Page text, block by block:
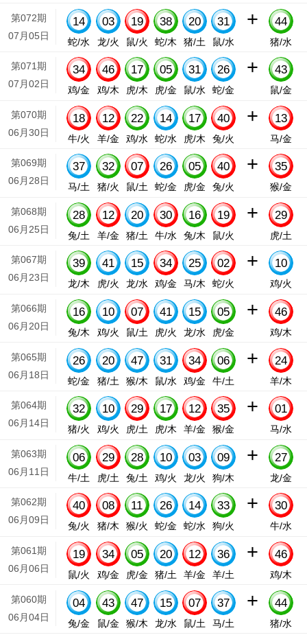
第072期
07月05日
14
蛇/水
03
龙/火
19
鼠/火
38
蛇/木
20
猪/土
31
鼠/水
+ 44
猪/水
第071期
07月02日
34
鸡/金
46
鸡/木
17
虎/木
05
虎/金
31
鼠/水
26
蛇/金
+ 43
鼠/金
第070期
06月30日
18
牛/火
12
羊/金
22
鸡/水
14
蛇/水
17
虎/木
40
兔/火
+ 13
马/金
第069期
06月28日
37
马/土
32
猪/火
07
鼠/土
26
蛇/金
05
虎/金
40
兔/火
+ 35
猴/金
第068期
06月25日
28
兔/土
12
羊/金
20
猪/土
30
牛/水
16
兔/木
19
鼠/火
+ 29
虎/土
第067期
06月23日
39
龙/木
41
虎/火
15
龙/水
34
鸡/金
25
马/木
02
蛇/火
+ 10
鸡/火
第066期
06月20日
16
兔/木
10
鸡/火
07
鼠/土
41
虎/火
15
龙/水
05
虎/金
+ 46
鸡/木
第065期
06月18日
26
蛇/金
20
猪/土
47
猴/木
31
鼠/水
34
鸡/金
06
牛/土
+ 24
羊/木
第064期
06月14日
32
猪/火
10
鸡/火
29
虎/土
17
虎/木
12
羊/金
35
猴/金
+ 01
马/水
第063期
06月11日
06
牛/土
29
虎/土
28
兔/土
10
鸡/火
03
龙/火
09
狗/木
+ 27
龙/金
第062期
06月09日
40
兔/火
08
猪/木
11
猴/火
26
蛇/金
14
蛇/水
33
狗/火
+ 30
牛/水
第061期
06月06日
19
鼠/火
34
鸡/金
05
虎/金
20
猪/土
12
羊/金
36
羊/土
+ 46
鸡/木
第060期
06月04日
04
兔/金
43
鼠/金
47
猴/木
15
龙/水
07
鼠/土
37
马/土
+ 44
猪/水